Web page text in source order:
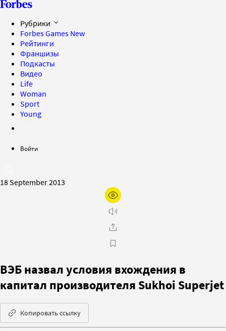
Рубрики
Forbes Games New
Рейтинги
Франшизы
Подкасты
Видео
Life
Woman
Sport
Young
Войти
18 September 2013
ВЭБ назвал условия вхождения в
капитал производителя Sukhoi Superjet
Копировать ссылку